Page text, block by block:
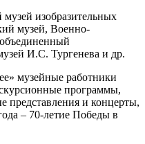
изобразительных
музей, Военно-
И.С. Тургенева и др.
музейные работники
программы,
представления и концерты,
– 70-летие Победы в